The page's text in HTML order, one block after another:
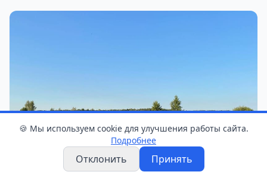
🍪 Мы используем cookie для улучшения работы сайта.
Подробнее
Отклонить Принять